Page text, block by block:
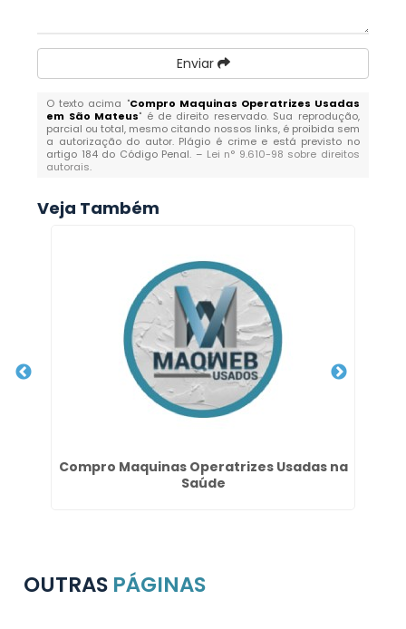
Enviar
O texto acima "Compro Maquinas Operatrizes Usadas
em São Mateus" é de direito reservado. Sua reprodução,
parcial ou total, mesmo citando nossos links, é proibida sem
a autorização do autor. Plágio é crime e está previsto no
artigo 184 do Código Penal. – Lei n° 9.610-98 sobre direitos
autorais.
Veja Também
Compro Maquinas Operatrizes Usadas na
Saúde
OUTRAS PÁGINAS